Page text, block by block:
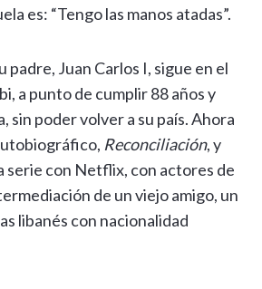
es: “Tengo las manos atadas”.
Juan Carlos I, sigue en el
a punto de cumplir 88 años y
sin poder volver a su país. Ahora
Reconciliación, y
serie con Netflix, con actores de
de un viejo amigo, un
libanés con nacionalidad